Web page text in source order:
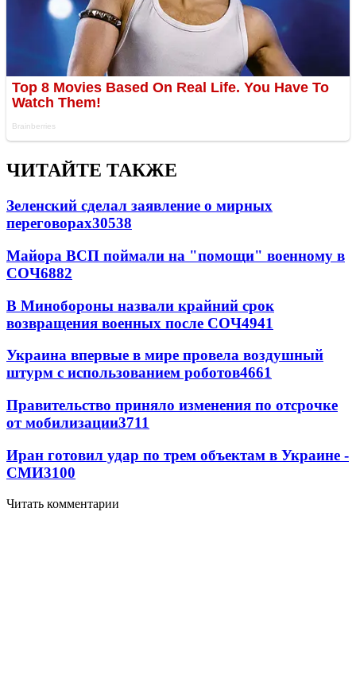
ЧИТАЙТЕ ТАКЖЕ
Зеленский сделал заявление о мирных
переговорах30538
Майора ВСП поймали на "помощи" военному в
СОЧ6882
В Минобороны назвали крайний срок
возвращения военных после СОЧ4941
Украина впервые в мире провела воздушный
штурм с использованием роботов4661
Правительство приняло изменения по отсрочке
от мобилизации3711
Иран готовил удар по трем объектам в Украине -
СМИ3100
Читать комментарии